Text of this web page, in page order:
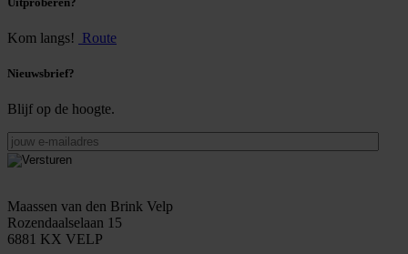
Kom langs! Route
Nieuwsbrief?
Blijf op de hoogte.
jouw
e-
mailadres
Maassen van den Brink Velp
Rozendaalselaan 15
6881 KX VELP